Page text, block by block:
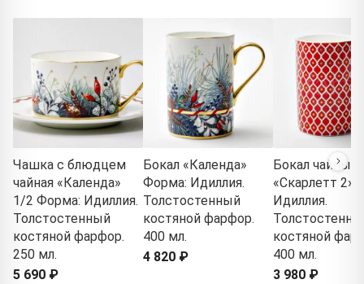
Чашка с блюдцем
чайная «Календа»
1/2 Форма: Идиллия.
Толстостенный
костяной фарфор.
250 мл.
5 690 ₽
Бокал «Календа»
Форма: Идиллия.
Толстостенный
костяной фарфор.
400 мл.
4 820 ₽
Бокал чайный
«Скарлетт 2»
Идиллия.
костяной
400 мл.
3 980 ₽